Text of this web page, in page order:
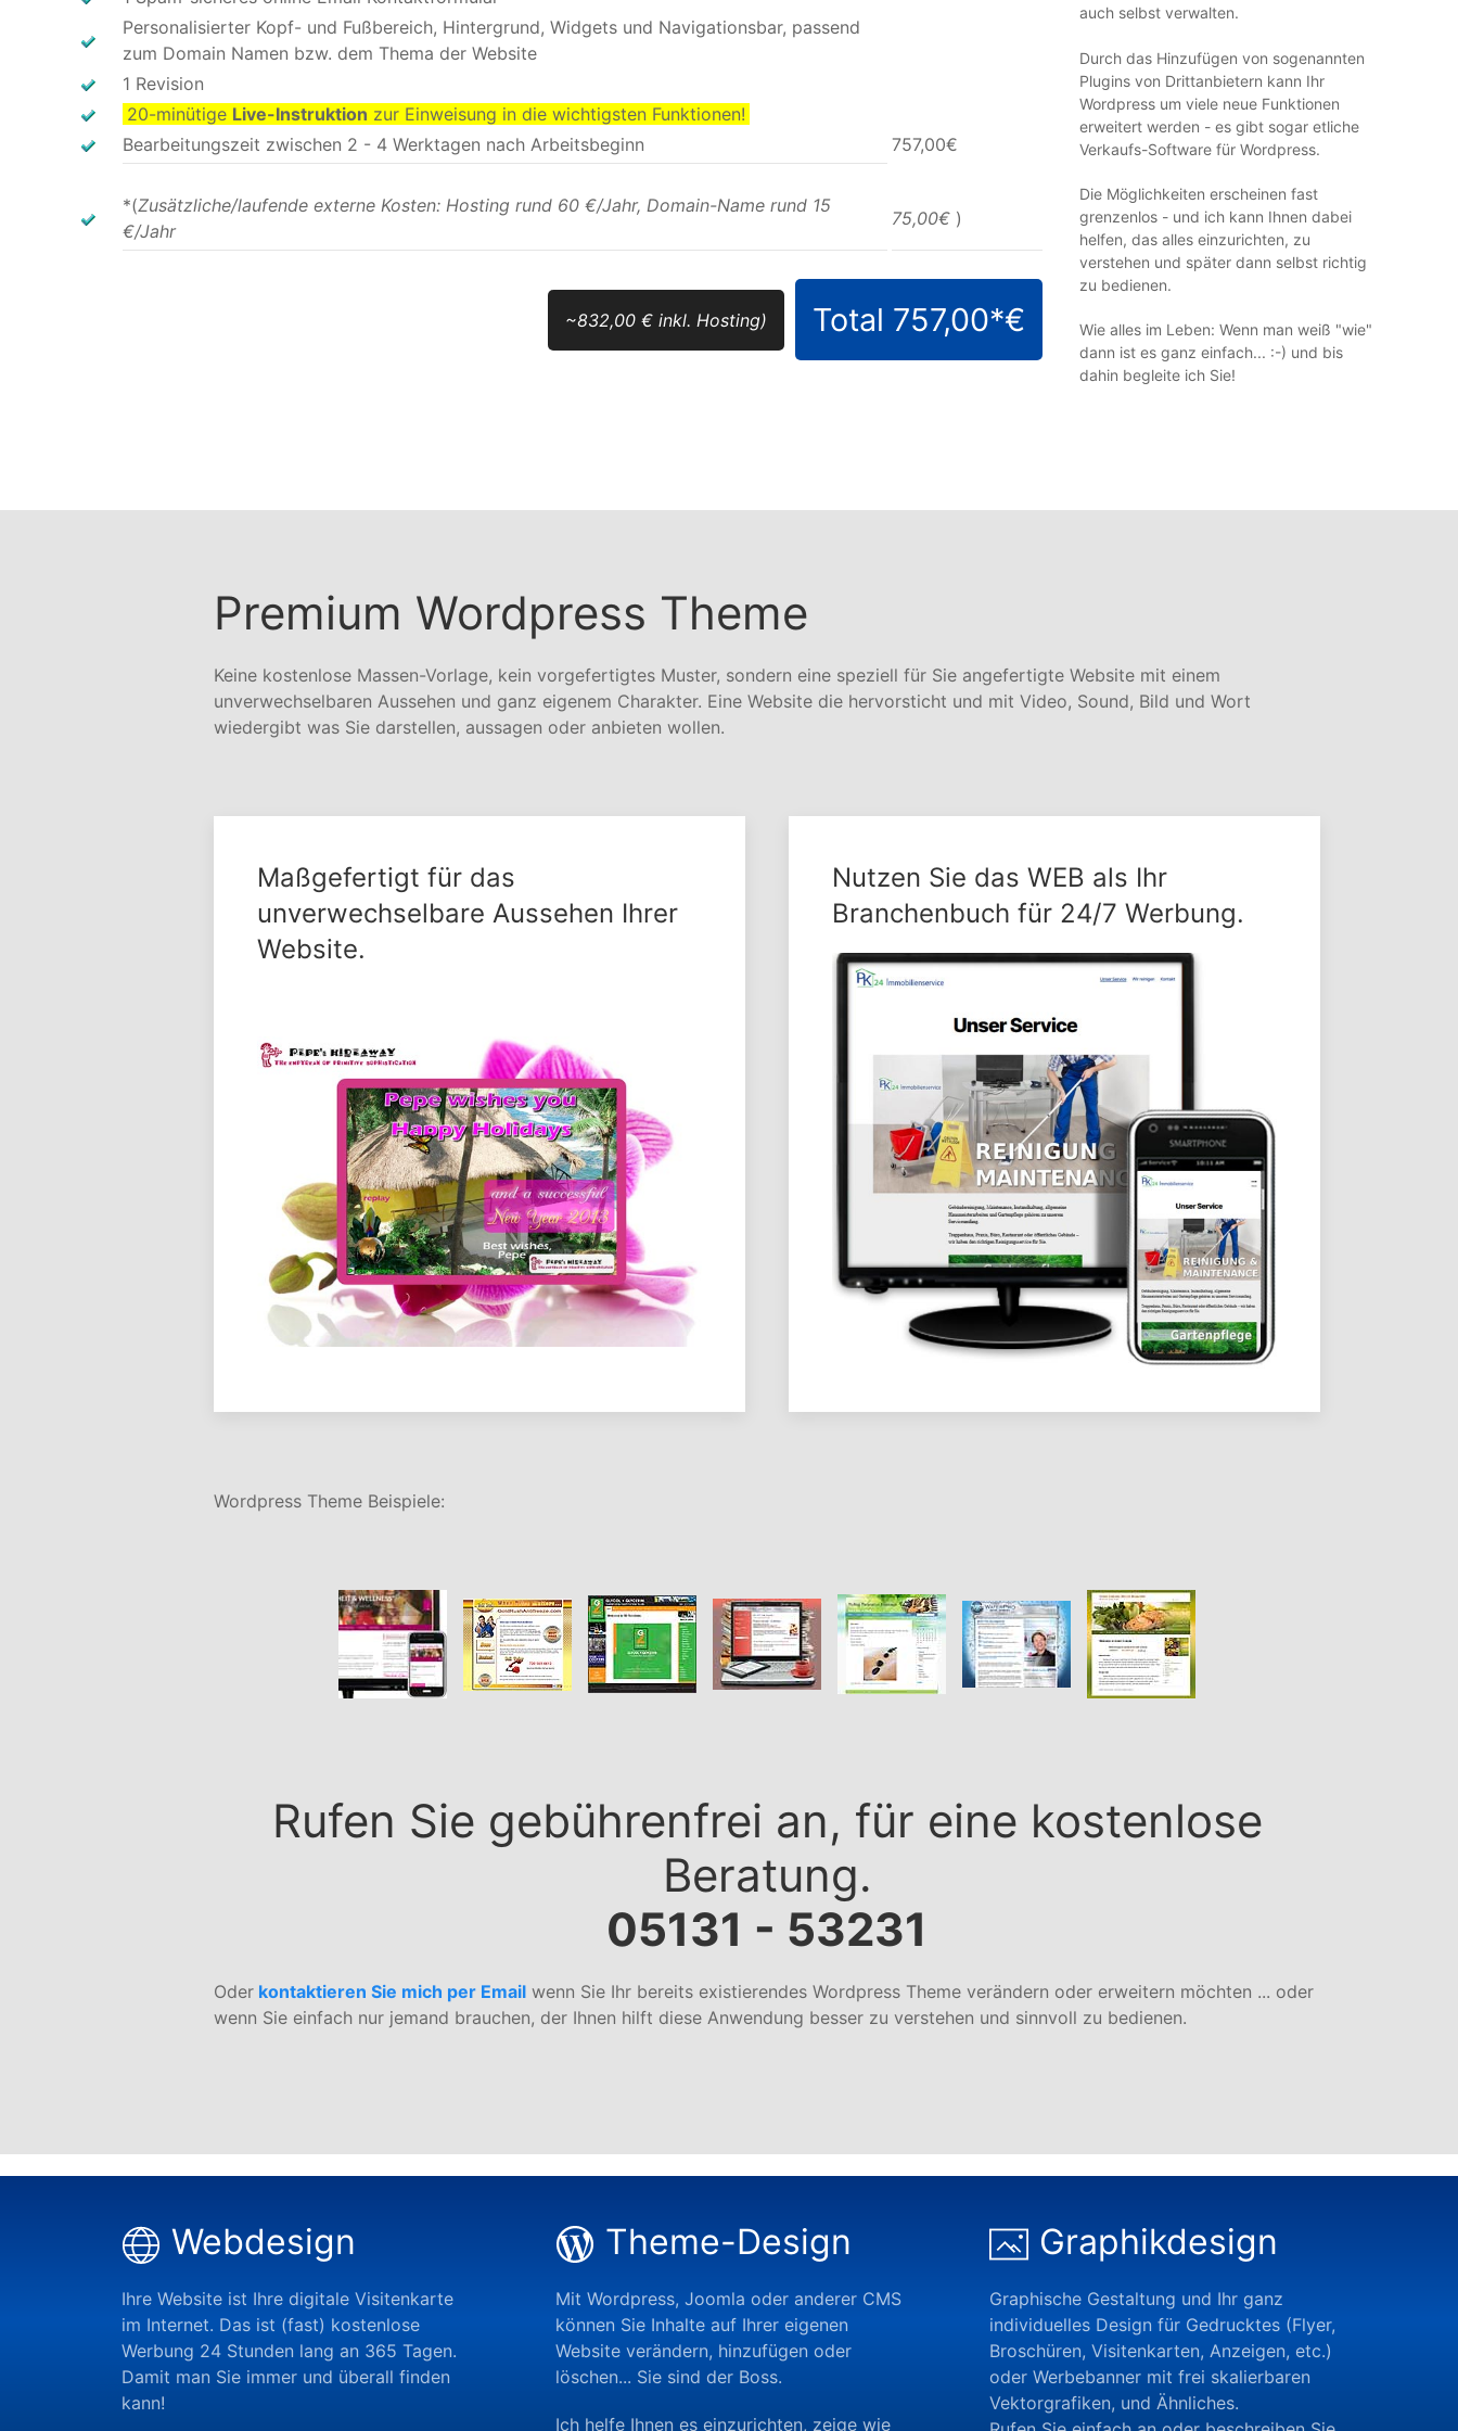
Personalisierter Kopf- und Fußbereich, Hintergrund, Widgets und Navigationsbar, passend
zum Domain Namen bzw. dem Thema der Website
1 Revision
20-minütige Live-Instruktion zur Einweisung in die wichtigsten Funktionen!
Bearbeitungszeit zwischen 2 - 4 Werktagen nach Arbeitsbeginn
757,00€
*(Zusätzliche/laufende externe Kosten: Hosting rund 60 €/Jahr, Domain-Name rund 15
€/Jahr
75,00€ )
Total 757,00*€
~832,00 € inkl. Hosting)
auch selbst verwalten.
Durch das Hinzufügen von sogenannten
Plugins von Drittanbietern kann Ihr
Wordpress um viele neue Funktionen
erweitert werden - es gibt sogar etliche
Verkaufs-Software für Wordpress.
Die Möglichkeiten erscheinen fast
grenzenlos - und ich kann Ihnen dabei
helfen, das alles einzurichten, zu
verstehen und später dann selbst richtig
zu bedienen.
Wie alles im Leben: Wenn man weiß "wie"
dann ist es ganz einfach... :-) und bis
dahin begleite ich Sie!
Premium Wordpress Theme
Keine kostenlose Massen-Vorlage, kein vorgefertigtes Muster, sondern eine speziell für Sie angefertigte Website mit einem
unverwechselbaren Aussehen und ganz eigenem Charakter. Eine Website die hervorsticht und mit Video, Sound, Bild und Wort
wiedergibt was Sie darstellen, aussagen oder anbieten wollen.
Maßgefertigt für das
unverwechselbare Aussehen Ihrer
Website.
Nutzen Sie das WEB als Ihr
Branchenbuch für 24/7 Werbung.
Wordpress Theme Beispiele:
Rufen Sie gebührenfrei an, für eine kostenlose
Beratung.
05131 - 53231
Oder kontaktieren Sie mich per Email wenn Sie Ihr bereits existierendes Wordpress Theme verändern oder erweitern möchten ... oder
wenn Sie einfach nur jemand brauchen, der Ihnen hilft diese Anwendung besser zu verstehen und sinnvoll zu bedienen.
Webdesign
Ihre Website ist Ihre digitale Visitenkarte
im Internet. Das ist (fast) kostenlose
Werbung 24 Stunden lang an 365 Tagen.
Damit man Sie immer und überall finden
kann!
Theme-Design
Mit Wordpress, Joomla oder anderer CMS
können Sie Inhalte auf Ihrer eigenen
Website verändern, hinzufügen oder
löschen... Sie sind der Boss.
Ich helfe Ihnen es einzurichten, zeige wie
Graphikdesign
Graphische Gestaltung und Ihr ganz
individuelles Design für Gedrucktes (Flyer,
Broschüren, Visitenkarten, Anzeigen, etc.)
oder Werbebanner mit frei skalierbaren
Vektorgrafiken, und Ähnliches.